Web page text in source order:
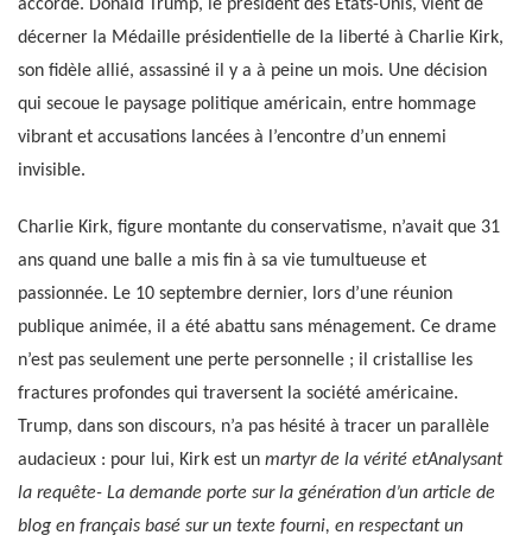
accordé. Donald Trump, le président des États-Unis, vient de
décerner la Médaille présidentielle de la liberté à Charlie Kirk,
son fidèle allié, assassiné il y a à peine un mois. Une décision
qui secoue le paysage politique américain, entre hommage
vibrant et accusations lancées à l’encontre d’un ennemi
invisible.
Charlie Kirk, figure montante du conservatisme, n’avait que 31
ans quand une balle a mis fin à sa vie tumultueuse et
passionnée. Le 10 septembre dernier, lors d’une réunion
publique animée, il a été abattu sans ménagement. Ce drame
n’est pas seulement une perte personnelle ; il cristallise les
fractures profondes qui traversent la société américaine.
Trump, dans son discours, n’a pas hésité à tracer un parallèle
audacieux : pour lui, Kirk est un martyr de la vérité etAnalysant
la requête- La demande porte sur la génération d’un article de
blog en français basé sur un texte fourni, en respectant un